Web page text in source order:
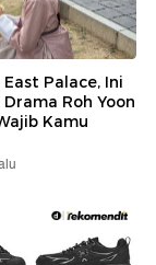
Palace, Ini
Roh Yoon
Kamu